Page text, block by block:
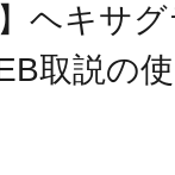
大型の車
ヘキサ
取説の